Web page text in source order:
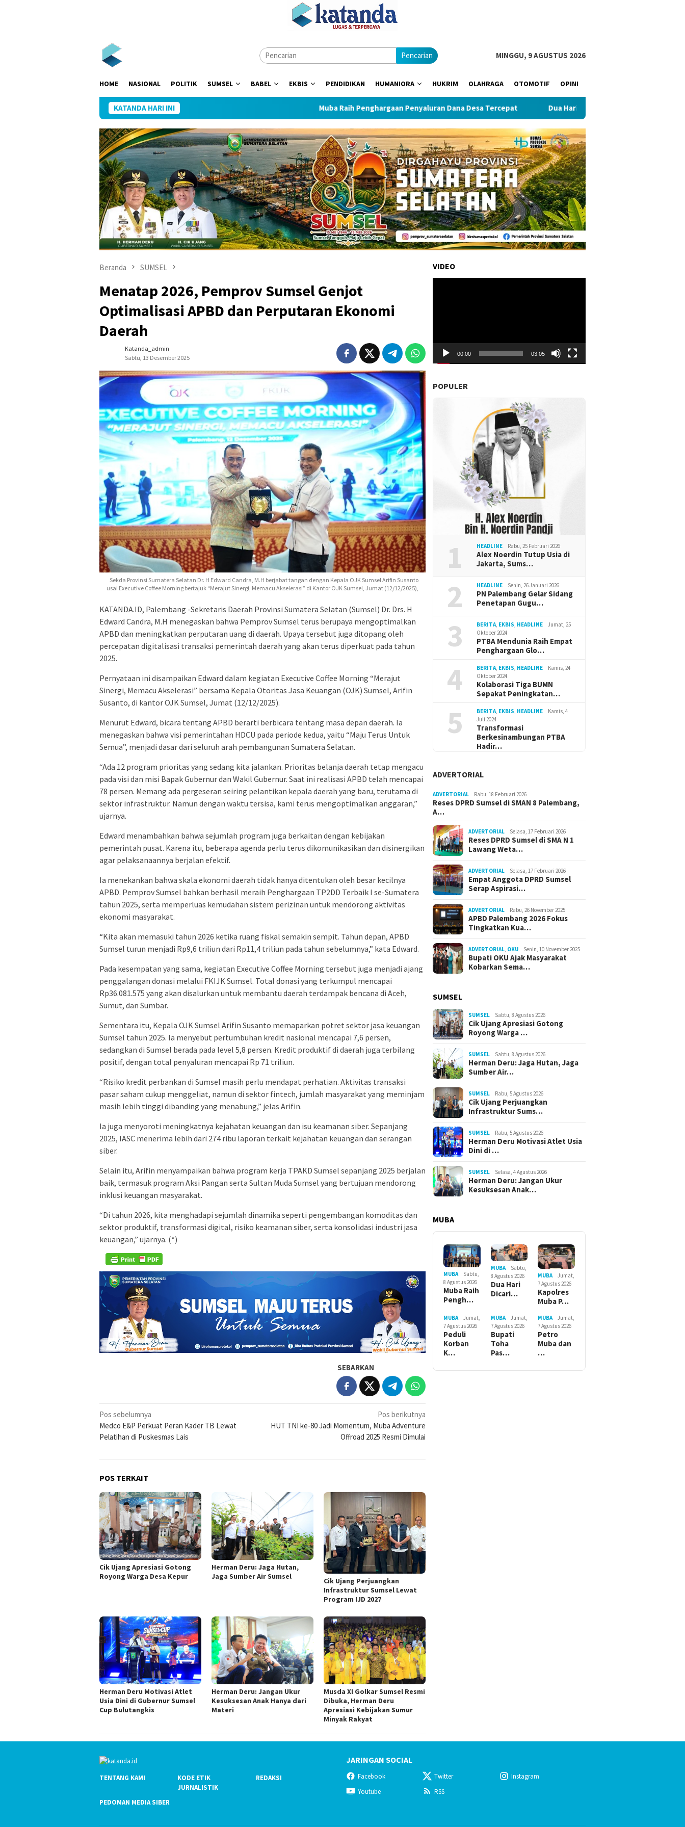
Pencarian MINGGU, 9 AGUSTUS 2026
HOME NASIONAL POLITIK SUMSEL BABEL EKBIS PENDIDIKAN HUMANIORA HUKRIM OLAHRAGA OTOMOTIF OPINI
KATANDA HARI INI Muba Raih Penghargaan Penyaluran Dana Desa Tercepat Dua Hari Dicari, Warga Bailangu Ditemukan
Beranda SUMSEL
Menatap 2026, Pemprov Sumsel Genjot
Optimalisasi APBD dan Perputaran Ekonomi
Daerah
Katanda_admin
Sabtu, 13 Desember 2025
Sekda Provinsi Sumatera Selatan Dr. H Edward Candra, M.H berjabat tangan dengan Kepala OJK Sumsel Arifin Susanto
usai Executive Coffee Morning bertajuk “Merajut Sinergi, Memacu Akselerasi” di Kantor OJK Sumsel, Jumat (12/12/2025),
KATANDA.ID, Palembang -Sekretaris Daerah Provinsi Sumatera Selatan (Sumsel) Dr. Drs. H
Edward Candra, M.H menegaskan bahwa Pemprov Sumsel terus berupaya mengoptimalkan
APBD dan meningkatkan perputaran uang di daerah. Upaya tersebut juga ditopang oleh
percepatan digitalisasi transaksi pemerintah daerah yang akan terus diperkuat pada tahun
2025.
Pernyataan ini disampaikan Edward dalam kegiatan Executive Coffee Morning “Merajut
Sinergi, Memacu Akselerasi” bersama Kepala Otoritas Jasa Keuangan (OJK) Sumsel, Arifin
Susanto, di kantor OJK Sumsel, Jumat (12/12/2025).
Menurut Edward, bicara tentang APBD berarti berbicara tentang masa depan daerah. Ia
menegaskan bahwa visi pemerintahan HDCU pada periode kedua, yaitu “Maju Terus Untuk
Semua”, menjadi dasar dari seluruh arah pembangunan Sumatera Selatan.
“Ada 12 program prioritas yang sedang kita jalankan. Prioritas belanja daerah tetap mengacu
pada visi dan misi Bapak Gubernur dan Wakil Gubernur. Saat ini realisasi APBD telah mencapai
78 persen. Memang ada pergeseran seiring pelantikan kepala daerah yang baru, terutama di
sektor infrastruktur. Namun dengan waktu tersisa, kami terus mengoptimalkan anggaran,”
ujarnya.
Edward menambahkan bahwa sejumlah program juga berkaitan dengan kebijakan
pemerintah pusat. Karena itu, beberapa agenda perlu terus dikomunikasikan dan disinergikan
agar pelaksanaannya berjalan efektif.
Ia menekankan bahwa skala ekonomi daerah tidak hanya ditentukan oleh besar kecilnya
APBD. Pemprov Sumsel bahkan berhasil meraih Penghargaan TP2DD Terbaik I se-Sumatera
tahun 2025, serta memperluas kemudahan sistem perizinan untuk mendorong aktivitas
ekonomi masyarakat.
“Kita akan memasuki tahun 2026 ketika ruang fiskal semakin sempit. Tahun depan, APBD
Sumsel turun menjadi Rp9,6 triliun dari Rp11,4 triliun pada tahun sebelumnya,” kata Edward.
Pada kesempatan yang sama, kegiatan Executive Coffee Morning tersebut juga menjadi ajang
penggalangan donasi melalui FKIJK Sumsel. Total donasi yang terkumpul mencapai
Rp36.081.575 yang akan disalurkan untuk membantu daerah terdampak bencana di Aceh,
Sumut, dan Sumbar.
Sementara itu, Kepala OJK Sumsel Arifin Susanto memaparkan potret sektor jasa keuangan
Sumsel tahun 2025. Ia menyebut pertumbuhan kredit nasional mencapai 7,6 persen,
sedangkan di Sumsel berada pada level 5,8 persen. Kredit produktif di daerah juga terbilang
positif, dengan total penyaluran mencapai Rp 71 triliun.
“Risiko kredit perbankan di Sumsel masih perlu mendapat perhatian. Aktivitas transaksi
pasar saham cukup menggeliat, namun di sektor fintech, jumlah masyarakat yang meminjam
masih lebih tinggi dibanding yang menabung,” jelas Arifin.
Ia juga menyoroti meningkatnya kejahatan keuangan dan isu keamanan siber. Sepanjang
2025, IASC menerima lebih dari 274 ribu laporan terkait kejahatan keuangan dan serangan
siber.
Selain itu, Arifin menyampaikan bahwa program kerja TPAKD Sumsel sepanjang 2025 berjalan
baik, termasuk program Aksi Pangan serta Sultan Muda Sumsel yang bertujuan mendorong
inklusi keuangan masyarakat.
“Di tahun 2026, kita menghadapi sejumlah dinamika seperti pengembangan komoditas dan
sektor produktif, transformasi digital, risiko keamanan siber, serta konsolidasi industri jasa
keuangan,” ujarnya. (*)
SEBARKAN
Navigasi
pos
Pos sebelumnya
Medco E&P Perkuat Peran Kader TB Lewat
Pelatihan di Puskesmas Lais
Pos berikutnya
HUT TNI ke-80 Jadi Momentum, Muba Adventure
Offroad 2025 Resmi Dimulai
POS TERKAIT
Cik Ujang Apresiasi Gotong
Royong Warga Desa Kepur
Herman Deru: Jaga Hutan,
Jaga Sumber Air Sumsel
Cik Ujang Perjuangkan
Infrastruktur Sumsel Lewat
Program IJD 2027
Herman Deru Motivasi Atlet
Usia Dini di Gubernur Sumsel
Cup Bulutangkis
Herman Deru: Jangan Ukur
Kesuksesan Anak Hanya dari
Materi
Musda XI Golkar Sumsel Resmi
Dibuka, Herman Deru
Apresiasi Kebijakan Sumur
Minyak Rakyat
VIDEO
00:00 03:05
POPULER
1 HEADLINE Rabu, 25 Februari 2026
Alex Noerdin Tutup Usia di
Jakarta, Sums…
2 HEADLINE Senin, 26 Januari 2026
PN Palembang Gelar Sidang
Penetapan Gugu…
3 BERITA, EKBIS, HEADLINE
Jumat, 25
Oktober 2024
PTBA Mendunia Raih Empat
Penghargaan Glo…
4 BERITA, EKBIS, HEADLINE
Kamis, 24
Oktober 2024
Kolaborasi Tiga BUMN
Sepakat Peningkatan…
5 BERITA, EKBIS, HEADLINE
Kamis, 4
Juli 2024
Transformasi
Berkesinambungan PTBA
Hadir…
ADVERTORIAL
ADVERTORIAL Rabu, 18 Februari 2026
Reses DPRD Sumsel di SMAN 8 Palembang,
A…
ADVERTORIAL Selasa, 17 Februari 2026
Reses DPRD Sumsel di SMA N 1
Lawang Weta…
ADVERTORIAL Selasa, 17 Februari 2026
Empat Anggota DPRD Sumsel
Serap Aspirasi…
ADVERTORIAL Rabu, 26 November 2025
APBD Palembang 2026 Fokus
Tingkatkan Kua…
ADVERTORIAL, OKU Senin, 10 November 2025
Bupati OKU Ajak Masyarakat
Kobarkan Sema…
SUMSEL
SUMSEL Sabtu, 8 Agustus 2026
Cik Ujang Apresiasi Gotong
Royong Warga …
SUMSEL Sabtu, 8 Agustus 2026
Herman Deru: Jaga Hutan, Jaga
Sumber Air…
SUMSEL Rabu, 5 Agustus 2026
Cik Ujang Perjuangkan
Infrastruktur Sums…
SUMSEL Rabu, 5 Agustus 2026
Herman Deru Motivasi Atlet Usia
Dini di …
SUMSEL Selasa, 4 Agustus 2026
Herman Deru: Jangan Ukur
Kesuksesan Anak…
MUBA
MUBA
Sabtu,
8 Agustus 2026
Muba Raih
Pengh…
MUBA
Sabtu,
8 Agustus 2026
Dua Hari
Dicari…
MUBA
Jumat,
7 Agustus 2026
Kapolres
Muba P…
MUBA
Jumat,
7 Agustus 2026
Peduli
Korban
K…
MUBA
Jumat,
7 Agustus 2026
Bupati
Toha
Pas…
MUBA
Jumat,
7 Agustus 2026
Petro
Muba dan
…
TENTANG KAMI
KODE ETIK
JURNALISTIK
REDAKSI
PEDOMAN MEDIA SIBER
JARINGAN SOCIAL
Facebook Twitter
Instagram
Youtube
RSS